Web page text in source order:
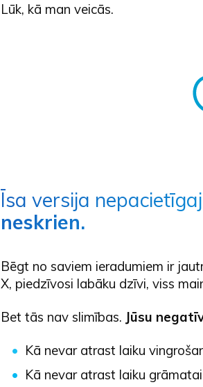
Lūk, kā man veicās.
Īsa versija
neskrien.
Bēgt no saviem ieradumiem ir
X, piedzīvosi labāku dzīvi, viss
Bet tās nav slimības. Jūsu
Kā nevar atrast laiku
Kā nevar atrast laiku